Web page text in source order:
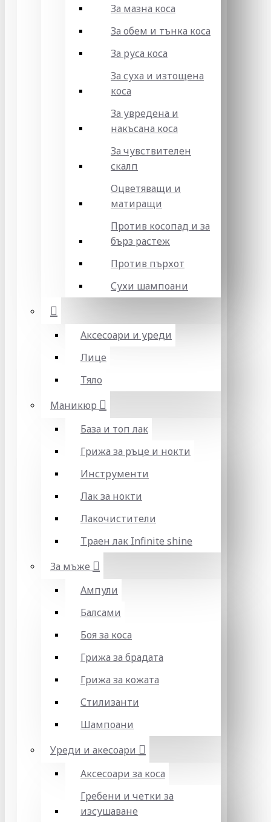
За мазна коса
За обем и тънка коса
За руса коса
За суха и изтощена
коса
За увредена и
накъсана коса
За чувствителен
скалп
Оцветяващи и
матиращи
Против косопад и за
бърз растеж
Против пърхот
Сухи шампоани
Аксесоари и уреди
Лице
Тяло
Маникюр
База и топ лак
Грижа за ръце и нокти
Инструменти
Лак за нокти
Лакочистители
Траен лак Infinite shine
За мъже
Ампули
Балсами
Боя за коса
Грижа за брадата
Грижа за кожата
Стилизанти
Шампоани
Уреди и акесоари
Аксесоари за коса
Гребени и четки за
изсушаване